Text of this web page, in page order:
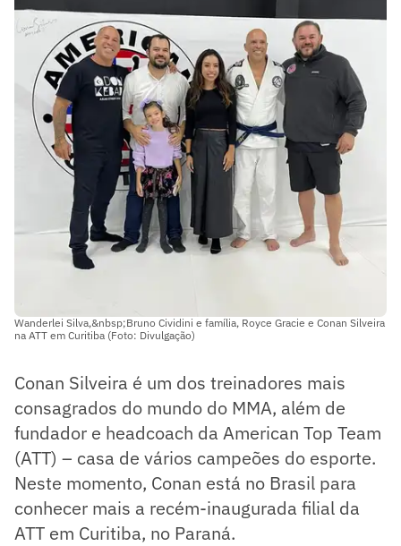
Wanderlei Silva,&nbsp;Bruno Cividini e família, Royce Gracie e Conan Silveira
na ATT em Curitiba (Foto: Divulgação)
Conan Silveira é um dos treinadores mais
consagrados do mundo do MMA, além de
fundador e headcoach da American Top Team
(ATT) – casa de vários campeões do esporte.
Neste momento, Conan está no Brasil para
conhecer mais a recém-inaugurada filial da
ATT em Curitiba, no Paraná.